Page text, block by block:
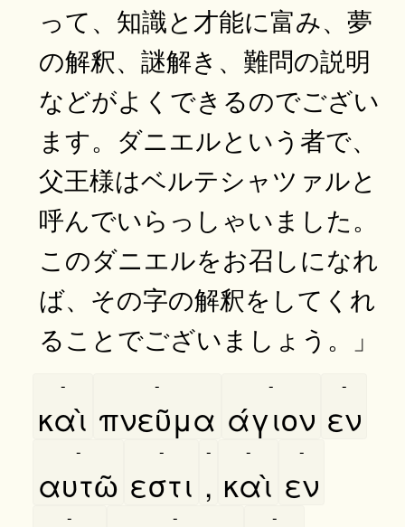
って、知識と才能に富み、夢
の解釈、謎解き、難問の説明
などがよくできるのでござい
ます。ダニエルという者で、
父王様はベルテシャツァルと
呼んでいらっしゃいました。
このダニエルをお召しになれ
ば、その字の解釈をしてくれ
ることでございましょう。」
καὶ
-
πνεῦμα
-
άγιον
-
εν
-
αυτῶ
-
εστι
-
,
-
καὶ
-
εν
-
- - -